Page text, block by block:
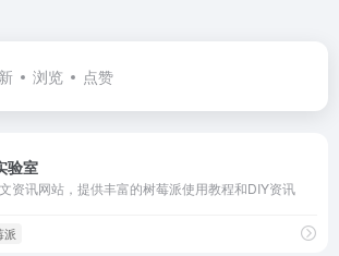
浏览 点赞
验室
资讯网站，提供丰富的树莓派使用教程和DIY资讯
派